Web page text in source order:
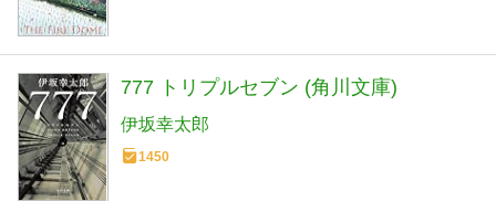
777 トリプルセブン (角川文庫)
伊坂幸太郎
1450